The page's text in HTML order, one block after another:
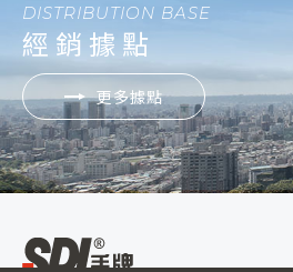
DISTRIBUTION BASE
經銷據點
更多據點